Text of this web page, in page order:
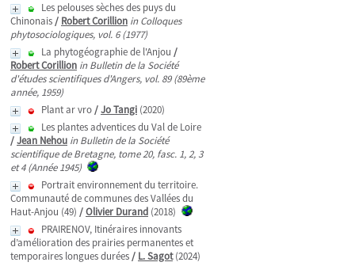
Les pelouses sèches des puys du
Chinonais/ Robert Corillion in Colloques
phytosociologiques, vol. 6 (1977)
La phytogéographie de l'Anjou /
Robert Corillion in Bulletin de la Société
d'études scientifiques d'Angers, vol. 89 (89ème
année, 1959)
Plant ar vro/Jo Tangi (2020)
Les plantes adventices du Val de Loire
/Jean Nehou in Bulletin de la Société
scientifique de Bretagne, tome 20, fasc. 1, 2, 3
et 4 (Année 1945)
Portrait environnement du territoire.
Communauté de communes des Vallées du
Haut-Anjou (49) /Olivier Durand (2018)
PRAIRENOV, Itinéraires innovants
d’amélioration des prairies permanentes et
temporaires longues durées/ L. Sagot(2024)